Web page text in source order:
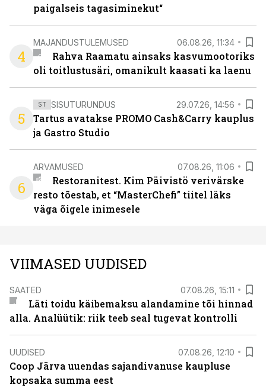
paigalseis tagasiminekut“
4
MAJANDUSTULEMUSED 06.08.26, 11:34
Rahva Raamatu ainsaks kasvumootoriks
oli toitlustusäri, omanikult kaasati ka laenu
5
ST SISUTURUNDUS 29.07.26, 14:56
Tartus avatakse PROMO Cash&Carry kauplus
ja Gastro Studio
6
ARVAMUSED 07.08.26, 11:06
Restoranitest. Kim Päivistö verivärske
resto tõestab, et “MasterChefi” tiitel läks
väga õigele inimesele
VIIMASED UUDISED
SAATED 07.08.26, 15:11
Läti toidu käibemaksu alandamine tõi hinnad
alla. Analüütik: riik teeb seal tugevat kontrolli
UUDISED 07.08.26, 12:10
Coop Järva uuendas sajandivanuse kaupluse
kopsaka summa eest